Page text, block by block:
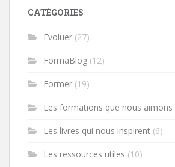
CATÉGORIES
Evoluer (27)
FormaBlog (12)
Former (19)
Les formations que nous aimons
Les livres qui nous inspirent (6)
Les ressources utiles (10)